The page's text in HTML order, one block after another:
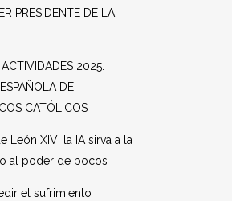
PRESIDENTE DE LA
2025.
DE
CATÓLICOS
León XIV: la IA sirva a la
al poder de pocos
el sufrimiento